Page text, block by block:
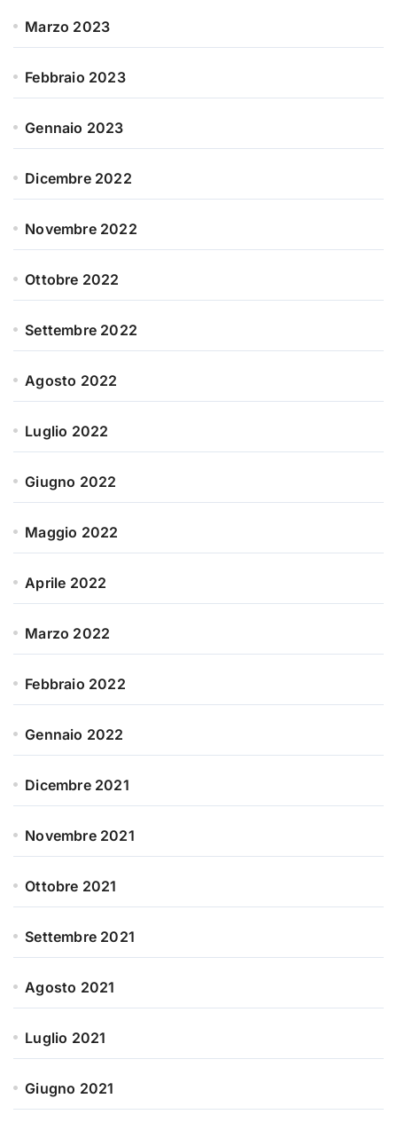
Marzo 2023
Febbraio 2023
Gennaio 2023
Dicembre 2022
Novembre 2022
Ottobre 2022
Settembre 2022
Agosto 2022
Luglio 2022
Giugno 2022
Maggio 2022
Aprile 2022
Marzo 2022
Febbraio 2022
Gennaio 2022
Dicembre 2021
Novembre 2021
Ottobre 2021
Settembre 2021
Agosto 2021
Luglio 2021
Giugno 2021